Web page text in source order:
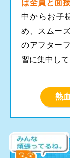
は全員と面
中からお子
め、スムー
のアフター
習に集中し
熱